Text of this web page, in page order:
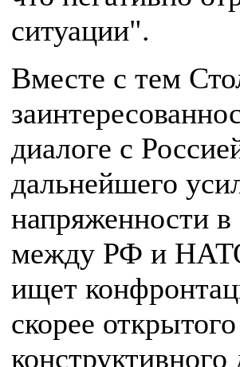
ситуации".
Вместе с тем
диалоге с
дальнейшего
напряженности
между РФ и
ищет
скорее